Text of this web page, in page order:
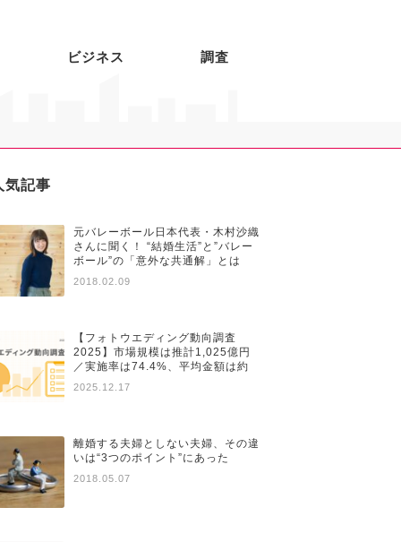
ビジネス 調査
気記事
元バレーボール日本代表・木村沙織
さんに聞く！ “結婚生活”と”バレー
ボール”の「意外な共通解」とは
2018.02.09
【フォトウエディング動向調査
2025】市場規模は推計1,025億円
／実施率は74.4%、平均金額は約
28万円と昨対比で増加傾向
2025.12.17
離婚する夫婦としない夫婦、その違
いは“3つのポイント”にあった
2018.05.07